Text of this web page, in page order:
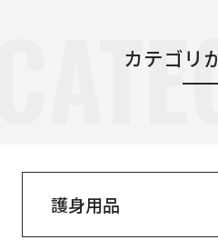
カテゴリ
護身用品